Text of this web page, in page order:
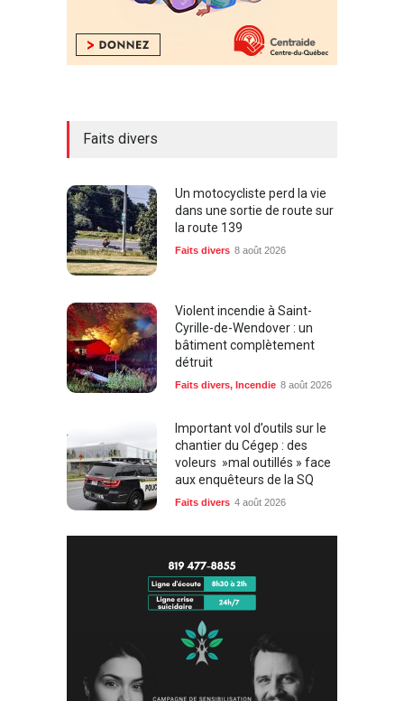
Faits divers
Un motocycliste perd la vie
dans une sortie de route sur
la route 139
Faits divers 8 août 2026
Violent incendie à Saint-
Cyrille-de-Wendover : un
bâtiment complètement
détruit
Faits divers, Incendie 8 août 2026
Important vol d’outils sur le
chantier du Cégep : des
voleurs »mal outillés » face
aux enquêteurs de la SQ
Faits divers 4 août 2026